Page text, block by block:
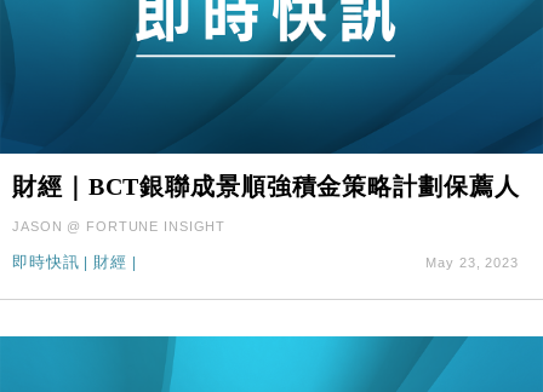
財經｜BCT銀聯成景順強積金策略計劃保薦人
JASON @ FORTUNE INSIGHT
即時快訊 | 財經 | May 23, 2023